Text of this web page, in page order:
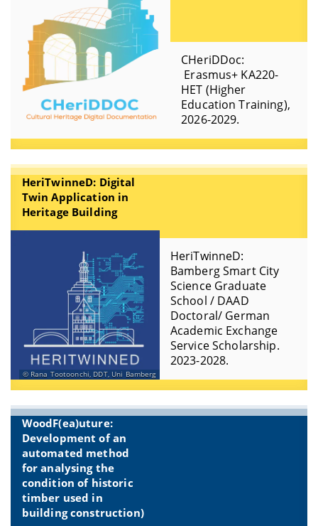
CHeriDDoc:
Erasmus+ KA220-
HET (Higher
Education Training),
2026-2029.
HeriTwinneD: Digital
Twin Application in
Heritage Building
Rana Tootoonchi, DDT, Uni Bamberg
HeriTwinneD:
Bamberg Smart City
Science Graduate
School / DAAD
Doctoral/ German
Academic Exchange
Service Scholarship.
2023-2028.
WoodF(ea)uture:
Development of an
automated method
for analysing the
condition of historic
timber used in
building construction)